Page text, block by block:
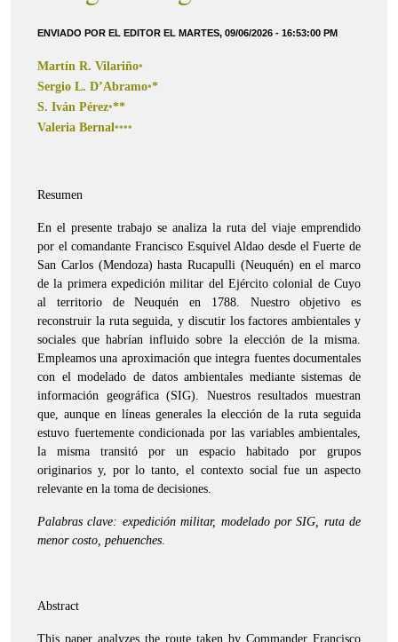
ENVIADO POR EL EDITOR EL MARTES, 09/06/2026 - 16:53:00 PM
Martín R. Vilariño*
Sergio L. D’Abramo**
S. Iván Pérez***
Valeria Bernal****
Resumen
En el presente trabajo se analiza la ruta del viaje emprendido
por el comandante Francisco Esquivel Aldao desde el Fuerte de
San Carlos (Mendoza) hasta Rucapulli (Neuquén) en el marco
de la primera expedición militar del Ejército colonial de Cuyo
al territorio de Neuquén en 1788. Nuestro objetivo es
reconstruir la ruta seguida, y discutir los factores ambientales y
sociales que habrían influido sobre la elección de la misma.
Empleamos una aproximación que integra fuentes documentales
con el modelado de datos ambientales mediante sistemas de
información geográfica (SIG). Nuestros resultados muestran
que, aunque en líneas generales la elección de la ruta seguida
estuvo fuertemente condicionada por las variables ambientales,
la misma transitó por un espacio habitado por grupos
originarios y, por lo tanto, el contexto social fue un aspecto
relevante en la toma de decisiones.
Palabras clave: expedición militar, modelado por SIG, ruta de
menor costo, pehuenches.
Abstract
This paper analyzes the route taken by Commander Francisco